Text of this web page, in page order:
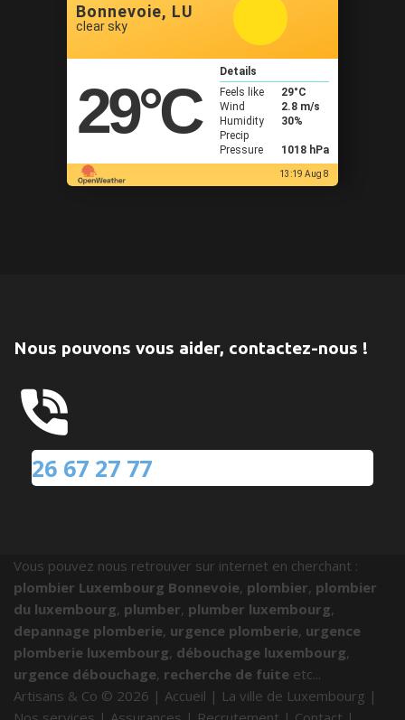
Bonnevoie, LU
clear sky
29°C
Details
Feels like
29°C
Wind
2.8 m/s
Humidity
30%
Precip
Pressure
1018 hPa
13:19 Aug 8
Nous pouvons vous aider, contactez-nous !
26 67 27 77
Vous pouvez nous retrouver sur internet en cherchant :
plombier Luxembourg Bonnevoie, plombier, plombier
du luxembourg, plumber, plumber luxembourg,
depannage plomberie, urgence plomberie, urgence
plomberie luxembourg, débouchage luxembourg,
urgence débouchage, recherche de fuite etc...
Artisans & Co © 2026 | Accueil | La ville de Luxembourg |